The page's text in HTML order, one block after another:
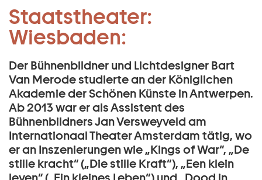
Zum Hauptinhalt springen
Zum Footer springen
Staatstheater:
Wiesbaden:
Bühne & Lichtdesign:
Bart Van Merode:
Der Bühnenbildner und Lichtdesigner Bart
Van Merode studierte an der Königlichen
Akademie der Schönen Künste in Antwerpen.
Ab 2013 war er als Assistent des
Bühnenbildners Jan Versweyveld am
Internationaal Theater Amsterdam tätig, wo
er an Inszenierungen wie „Kings of War“, „De
stille kracht“ („Die stille Kraft“), „Een klein